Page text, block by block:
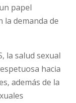
papel
demanda de
la salud sexual
hacia
además de la